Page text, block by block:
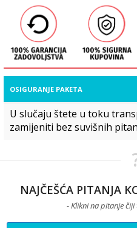
OSIGURANJE PAKETA
U slučaju štete u toku
zamijeniti bez suvišnih
NAJČEŠĆA PITANJA
- Klikni na pitanje